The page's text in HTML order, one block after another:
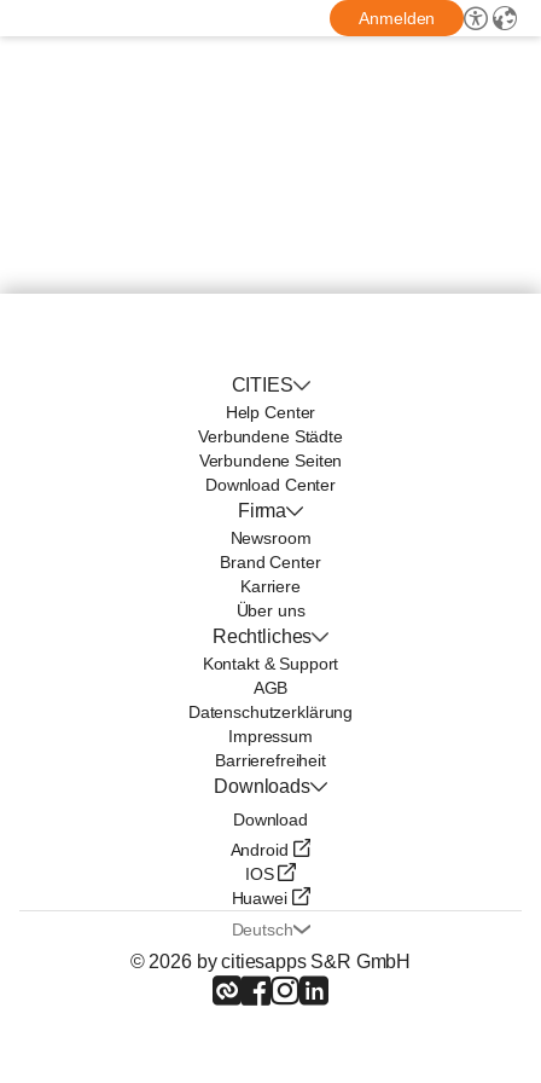
Anmelden
CITIES
Help Center
Verbundene Städte
Verbundene Seiten
Download Center
Firma
Newsroom
Brand Center
Karriere
Über uns
Rechtliches
Kontakt & Support
AGB
Datenschutzerklärung
Impressum
Barrierefreiheit
Downloads
Download
Android
IOS
Huawei
Deutsch
© 2026 by citiesapps S&R GmbH